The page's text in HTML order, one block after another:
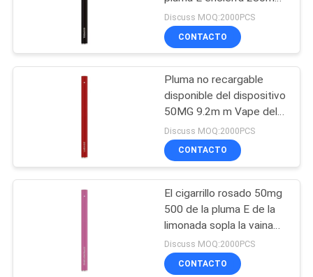
electrónico
recargable
Cigarrillo
condimentado de E
la nicotina de la batería el
5%
Discuss MOQ:2000PCS
CONTACTO
Pluma no recargable
disponible del dispositivo
50MG 9.2m m Vape del
hielo enorme rojo
Discuss MOQ:2000PCS
CONTACTO
El cigarrillo rosado 50mg
500 de la pluma E de la
limonada sopla la vaina
disponible 1.3ml
Discuss MOQ:2000PCS
CONTACTO